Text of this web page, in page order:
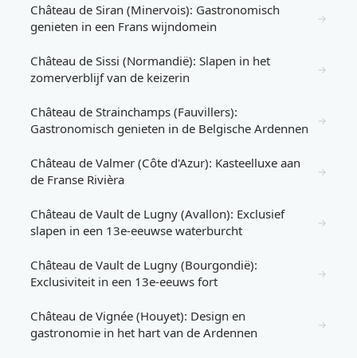
Château de Siran (Minervois): Gastronomisch
genieten in een Frans wijndomein
→
Château de Sissi (Normandië): Slapen in het
zomerverblijf van de keizerin
→
Château de Strainchamps (Fauvillers):
Gastronomisch genieten in de Belgische Ardennen
→
Château de Valmer (Côte d'Azur): Kasteelluxe aan
de Franse Rivièra
→
Château de Vault de Lugny (Avallon): Exclusief
slapen in een 13e-eeuwse waterburcht
→
Château de Vault de Lugny (Bourgondië):
Exclusiviteit in een 13e-eeuws fort
→
Château de Vignée (Houyet): Design en
gastronomie in het hart van de Ardennen
→